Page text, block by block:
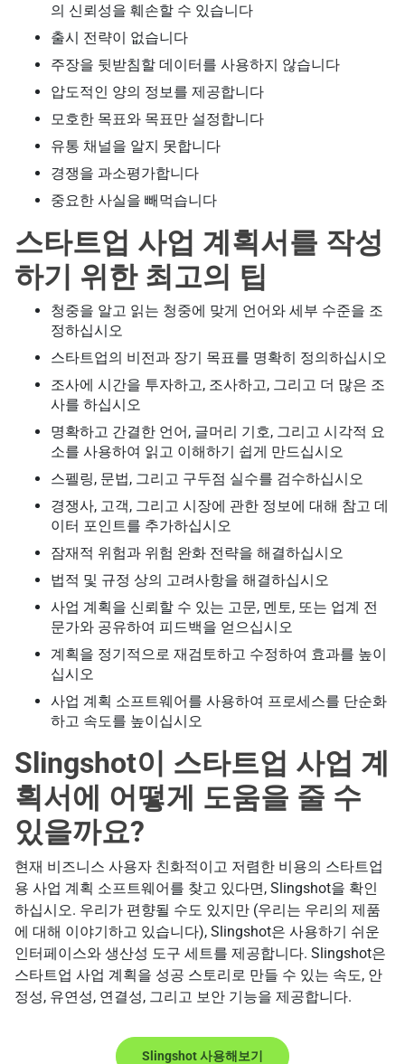
의 신뢰성을 훼손할 수 있습니다
출시 전략이 없습니다
주장을 뒷받침할 데이터를 사용하지 않습니다
압도적인 양의 정보를 제공합니다
모호한 목표와 목표만 설정합니다
유통 채널을 알지 못합니다
경쟁을 과소평가합니다
중요한 사실을 빼먹습니다
스타트업 사업 계획서를 작성
하기 위한 최고의 팁
청중을 알고 읽는 청중에 맞게 언어와 세부 수준을 조
정하십시오
스타트업의 비전과 장기 목표를 명확히 정의하십시오
조사에 시간을 투자하고, 조사하고, 그리고 더 많은 조
사를 하십시오
명확하고 간결한 언어, 글머리 기호, 그리고 시각적 요
소를 사용하여 읽고 이해하기 쉽게 만드십시오
스펠링, 문법, 그리고 구두점 실수를 검수하십시오
경쟁사, 고객, 그리고 시장에 관한 정보에 대해 참고 데
이터 포인트를 추가하십시오
잠재적 위험과 위험 완화 전략을 해결하십시오
법적 및 규정 상의 고려사항을 해결하십시오
사업 계획을 신뢰할 수 있는 고문, 멘토, 또는 업계 전
문가와 공유하여 피드백을 얻으십시오
계획을 정기적으로 재검토하고 수정하여 효과를 높이
십시오
사업 계획 소프트웨어를 사용하여 프로세스를 단순화
하고 속도를 높이십시오
Slingshot이 스타트업 사업 계
획서에 어떻게 도움을 줄 수
있을까요?
현재 비즈니스 사용자 친화적이고 저렴한 비용의 스타트업
용 사업 계획 소프트웨어를 찾고 있다면, Slingshot을 확인
하십시오. 우리가 편향될 수도 있지만 (우리는 우리의 제품
에 대해 이야기하고 있습니다), Slingshot은 사용하기 쉬운
인터페이스와 생산성 도구 세트를 제공합니다. Slingshot은
스타트업 사업 계획을 성공 스토리로 만들 수 있는 속도, 안
정성, 유연성, 연결성, 그리고 보안 기능을 제공합니다.
Slingshot 사용해보기